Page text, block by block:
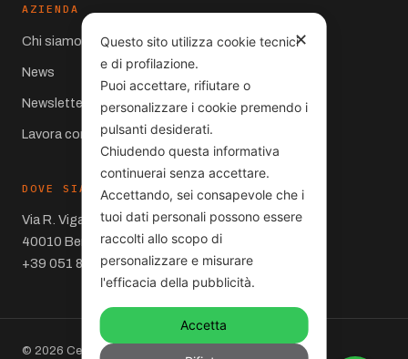
AZIENDA
Chi siamo
News
Newsletter
Lavora con noi
DOVE SIAMO
Via R. Viganò 10
40010 Bentivoglio (BO)
+39 051 860066
© 2026 Centro Carrelli S.r.l. – Via R. Viganò 10,
✕
Questo sito utilizza cookie tecnici
e di profilazione.
Puoi accettare, rifiutare o
personalizzare i cookie premendo i
pulsanti desiderati.
Chiudendo questa informativa
continuerai senza accettare.
Accettando, sei consapevole che i
tuoi dati personali possono essere
raccolti allo scopo di
personalizzare e misurare
l'efficacia della pubblicità.
Accetta